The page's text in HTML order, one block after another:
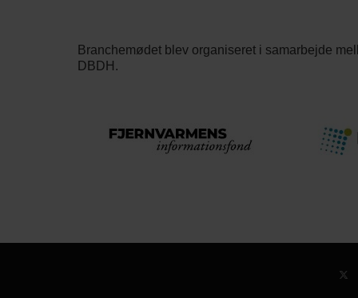
Branchemødet blev organiseret i samarbejde
DBDH.